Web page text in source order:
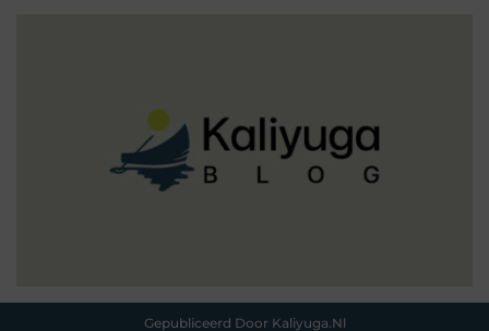
Gepubliceerd Door Kaliyuga.nl